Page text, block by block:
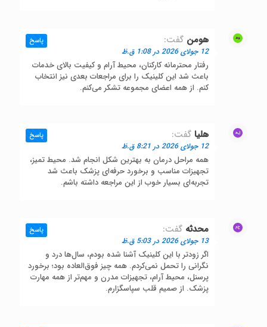
هومن گفت:
12 جولای 2026 در 1:08 ق.ظ
رفتار محترمانه کارکنان، محیط آرام و کیفیت بالای خدمات
باعث شد این کلینیک را برای مراجعات بعدی نیز انتخاب
کنم. از همه اعضای مجموعه تشکر می‌کنم.
پاسخ
هلیا گفت:
12 جولای 2026 در 8:21 ق.ظ
همه مراحل درمان به بهترین شکل انجام شد. محیط تمیز،
تجهیزات مناسب و برخورد حرفه‌ای پزشک باعث شد
تجربه‌ای بسیار خوب از این مراجعه داشته باشم.
پاسخ
محدثه گفت:
13 جولای 2026 در 5:03 ق.ظ
اگر زودتر با این کلینیک آشنا شده بودم، سال‌ها درد و
نگرانی را تحمل نمی‌کردم. همه چیز فوق‌العاده بود؛ برخورد
پرسنل، محیط آرام، تجهیزات مدرن و مهم‌تر از همه مهارت
پزشک. از صمیم قلب سپاسگزارم.
پاسخ